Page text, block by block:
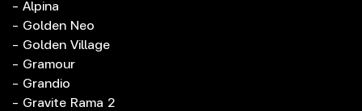
- Alpina
- Golden Neo
- Golden Village
- Gramour
- Grandio
- Gravite Rama 2